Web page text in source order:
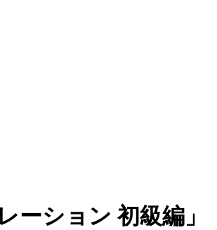
ーション 初級編」